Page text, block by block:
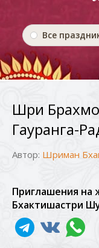
Все
Шри
Гауранга-
Автор: Шриман
Приглашения
Бхактишастри